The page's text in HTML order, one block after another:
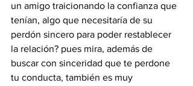
un amigo traicionando la confianza que
tenían, algo que necesitaría de su
perdón sincero para poder restablecer
la relación? pues mira, además de
buscar con sinceridad que te perdone
tu conducta, también es muy